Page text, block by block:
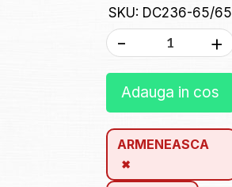
SKU: DC236-65/65
- +
Adauga in cos
ARMENEASCA